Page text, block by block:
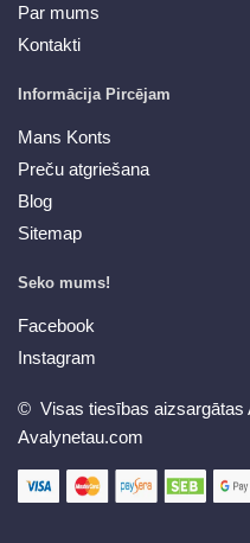
Par mums
Kontakti
Informācija Pircējam
Mans Konts
Preču atgriešana
Blog
Sitemap
Seko mums!
Facebook
Instagram
© Visas tiesības aizsargātas
Avalynetau.com